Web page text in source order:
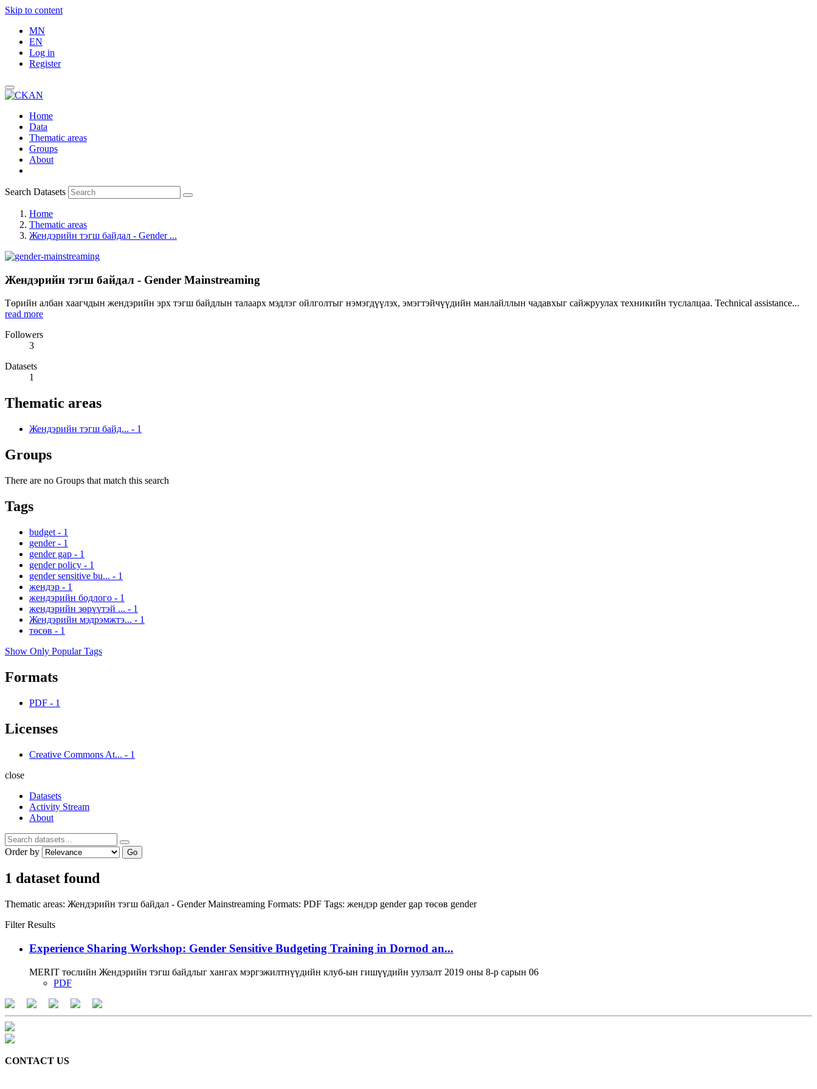
Skip to content
MN
EN
Log in
Register
Home
Data
Thematic areas
Groups
About
Search Datasets
Home
Thematic areas
Жендэрийн тэгш байдал - Gender ...
Жендэрийн тэгш байдал - Gender Mainstreaming
Төрийн албан хаагчдын жендэрийн эрх тэгш байдлын талаарх мэдлэг ойлголтыг нэмэгдүүлэх, эмэгтэйчүүдийн манлайллын чадавхыг сайжруулах техникийн туслалцаа. Technical assistance...
read more
Followers
3
Datasets
1
Thematic areas
Жендэрийн тэгш байд... - 1
Groups
There are no Groups that match this search
Tags
budget - 1
gender - 1
gender gap - 1
gender policy - 1
gender sensitive bu... - 1
жендэр - 1
жендэрийн бодлого - 1
жендэрийн зөрүүтэй ... - 1
Жендэрийн мэдрэмжтэ... - 1
төсөв - 1
Show Only Popular Tags
Formats
PDF - 1
Licenses
Creative Commons At... - 1
close
Datasets
Activity Stream
About
Order by Go
1 dataset found
Thematic areas: Жендэрийн тэгш байдал - Gender Mainstreaming Formats: PDF Tags: жендэр gender gap төсөв gender
Filter Results
Experience Sharing Workshop: Gender Sensitive Budgeting Training in Dornod an...
MERIT төслийн Жендэрийн тэгш байдлыг хангах мэргэжилтнүүдийн клуб-ын гишүүдийн уулзалт 2019 оны 8-р сарын 06
PDF
CONTACT US